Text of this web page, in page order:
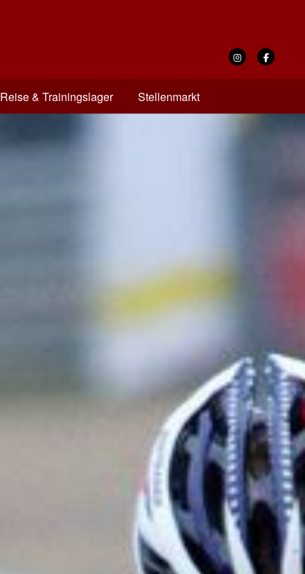
Reise & Trainingslager Stellenmarkt